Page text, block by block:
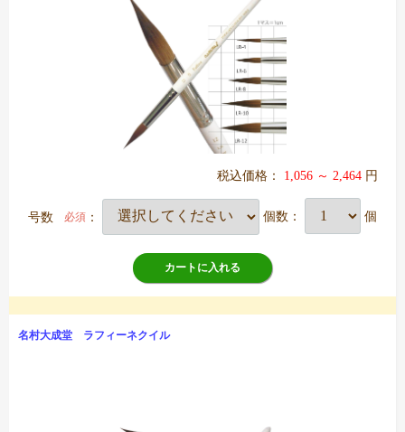
税込価格： 1,056 ～ 2,464 円
号数 必須 ： 個数： 個
カートに入れる
名村大成堂 ラフィーネクイル